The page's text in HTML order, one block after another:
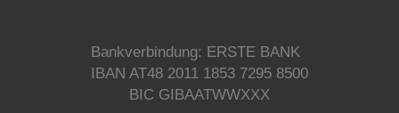
Bankverbindung: ERSTE BANK
IBAN AT48 2011 1853 7295 8500
BIC GIBAATWWXXX